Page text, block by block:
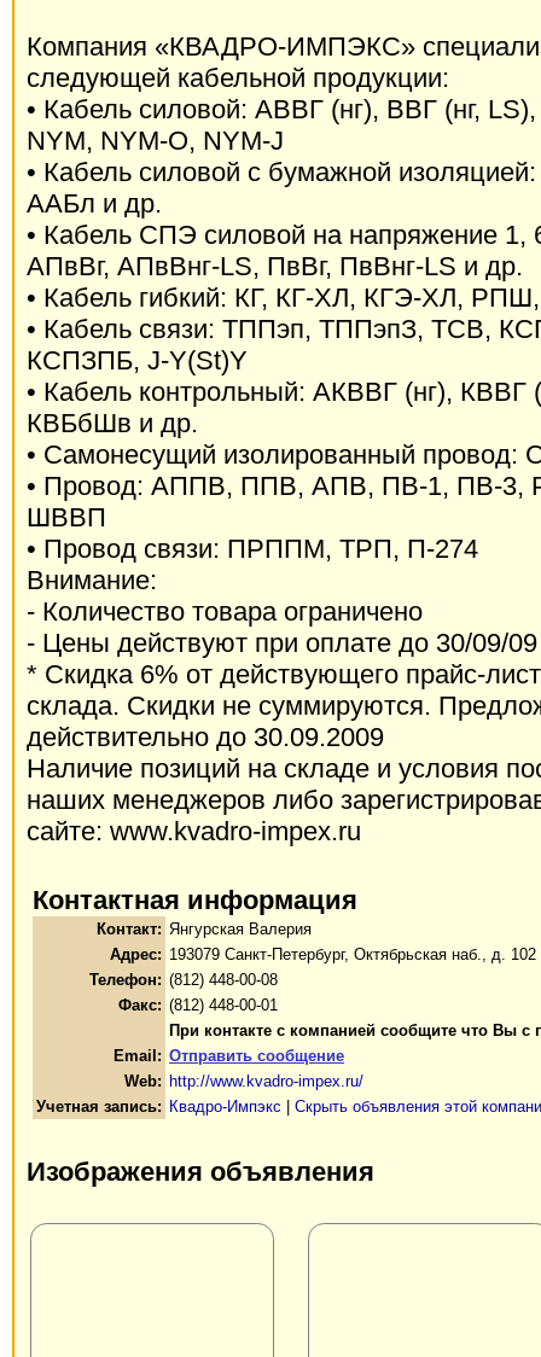
Компания «КВАДРО-ИМПЭКС»
следующей кабельной продукции:
• Кабель силовой: АВВГ (нг), ВВГ (нг,
NYM, NYM-O, NYM-J
• Кабель силовой с бумажной
ААБл и др.
• Кабель СПЭ силовой на напряжение 1,
АПвВг, АПвВнг-LS, ПвВг, ПвВнг-LS и др.
• Кабель гибкий: КГ, КГ-ХЛ, КГЭ-ХЛ,
• Кабель связи: ТППэп, ТППэпЗ, ТСВ,
КСПЗПБ, J-Y(St)Y
• Кабель контрольный: АКВВГ (нг), КВВГ
КВБбШв и др.
• Самонесущий изолированный
• Провод: АППВ, ППВ, АПВ, ПВ-1, ПВ-3,
ШВВП
• Провод связи: ПРППМ, ТРП, П-274
Внимание:
- Количество товара ограничено
- Цены действуют при оплате до 30/09/09
* Скидка 6% от действующего прайс-
склада. Скидки не суммируются.
действительно до 30.09.2009
Наличие позиций на складе и условия
наших менеджеров либо
сайте: www.kvadro-impex.ru
Контактная информация
Контакт: Янгурская Валерия
Адрес: 193079 Санкт-Петербург, Октябрьская наб., д.
Телефон: (812) 448-00-08
Факс: (812) 448-00-01
При контакте с компанией сообщите что Вы с
Email: Отправить сообщение
Web: http://www.kvadro-impex.ru/
Учетная запись: Квадро-Импэкс | Скрыть объявления этой
Изображения объявления